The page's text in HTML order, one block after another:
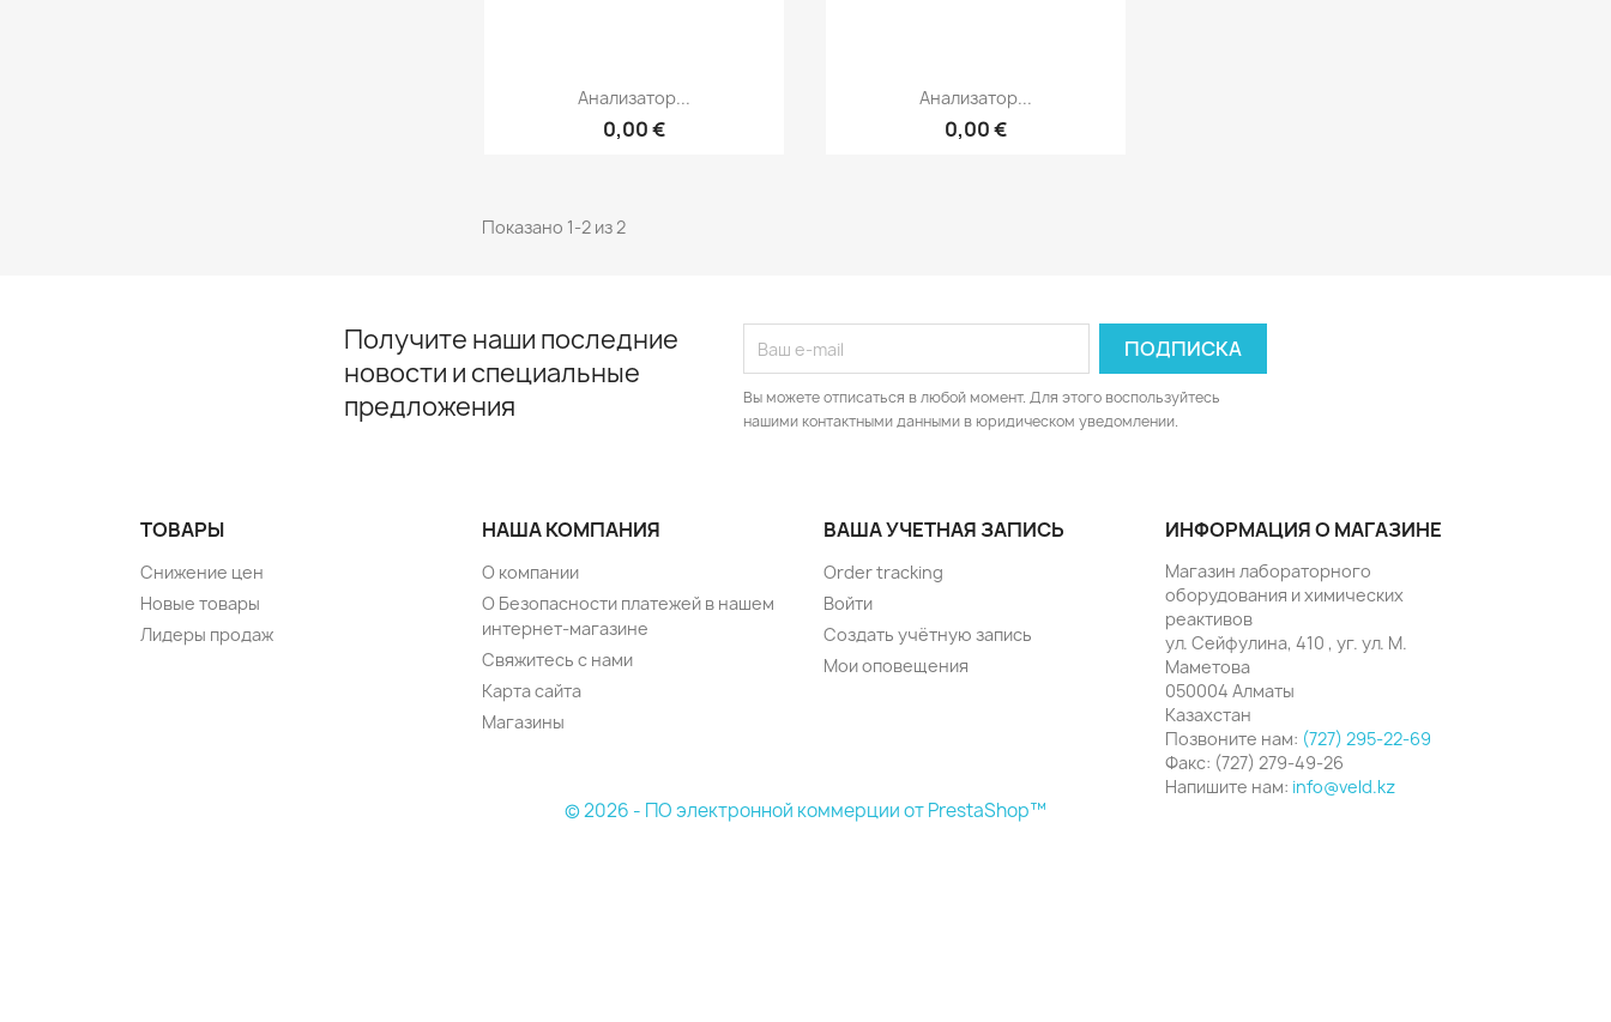
Быстрый просмотр
Анализатор...
0,00 €
Быстрый просмотр
Анализатор...
0,00 €
Показано 1-2 из 2
Получите наши последние
новости и специальные
предложения
Вы можете отписаться в любой момент. Для этого воспользуйтесь
нашими контактными данными в юридическом уведомлении.
ТОВАРЫ
Снижение цен
Новые товары
Лидеры продаж
НАША КОМПАНИЯ
О компании
О Безопасности платежей в нашем
интернет-магазине
Свяжитесь с нами
Карта сайта
Магазины
ВАША УЧЕТНАЯ ЗАПИСЬ
Order tracking
Войти
Создать учётную запись
Мои оповещения
ИНФОРМАЦИЯ О МАГАЗИНЕ
Магазин лабораторного
оборудования и химических
реактивов
ул. Сейфулина, 410 , уг. ул. М.
Маметова
050004 Алматы
Казахстан
Позвоните нам: (727) 295-22-69
Факс: (727) 279-49-26
Напишите нам: info@veld.kz
© 2026 - ПО электронной коммерции от PrestaShop™